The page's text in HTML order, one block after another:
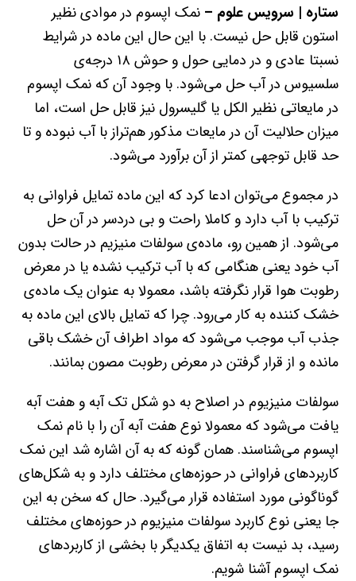
ستاره | سرویس علوم – نمک اپسوم در موادی نظیر
استون قابل حل نیست. با این حال این ماده در شرایط
نسبتا عادی و در دمایی حول و حوش ۱۸ درجه‌ی
سلسیوس در آب حل می‌شود. با وجود آن که نمک اپسوم
در مایعاتی نظیر الکل یا گلیسرول نیز قابل حل است، اما
میزان حلالیت آن در مایعات مذکور هم‌تراز با آب نبوده و تا
حد قابل توجهی کمتر از آن برآورد می‌شود.
در مجموع می‌توان ادعا کرد که این ماده تمایل فراوانی به
ترکیب با آب دارد و کاملا راحت و بی دردسر در آن حل
می‌شود. از همین رو، ماده‌ی سولفات منیزیم در حالت بدون
آب خود یعنی هنگامی که با آب ترکیب نشده یا در معرض
رطوبت هوا قرار نگرفته باشد، معمولا به عنوان یک ماده‌ی
خشک کننده به کار می‌رود. چرا که تمایل بالای این ماده به
جذب آب موجب می‌شود که مواد اطراف آن خشک باقی
مانده و از قرار گرفتن در معرض رطوبت مصون بمانند.
سولفات منیزیوم در اصلاح به دو شکل تک آبه و هفت آبه
یافت می‌شود که معمولا نوع هفت آبه آن را با نام نمک
اپسوم می‌شناسند. همان گونه که به آن اشاره شد این نمک
کاربردهای فراوانی در حوزه‌های مختلف دارد و به شکل‌های
گوناگونی مورد استفاده قرار می‌گیرد. حال که سخن به این
جا یعنی نوع کاربرد سولفات منیزیوم در حوزه‌های مختلف
رسید، بد نیست به اتفاق یکدیگر با بخشی از کاربردهای
نمک اپسوم آشنا شویم.